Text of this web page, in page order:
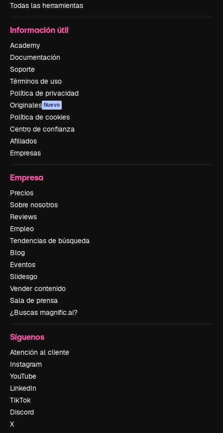
Todas las herramientas
Información útil
Academy
Documentación
Soporte
Términos de uso
Política de privacidad
Originales Nuevo
Política de cookies
Centro de confianza
Afiliados
Empresas
Empresa
Precios
Sobre nosotros
Reviews
Empleo
Tendencias de búsqueda
Blog
Eventos
Slidesgo
Vender contenido
Sala de prensa
¿Buscas magnific.ai?
Síguenos
Atención al cliente
Instagram
YouTube
LinkedIn
TikTok
Discord
X